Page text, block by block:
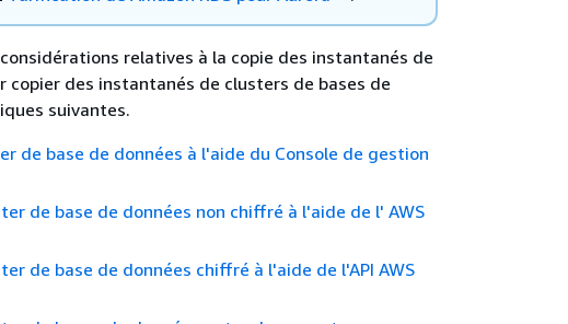
relatives à la copie des instantanés de
copier des instantanés de clusters de bases de
suivantes.
de base de données à l'aide du Console de gestion
de base de données non chiffré à l'aide de l' AWS
de base de données chiffré à l'aide de l'API AWS